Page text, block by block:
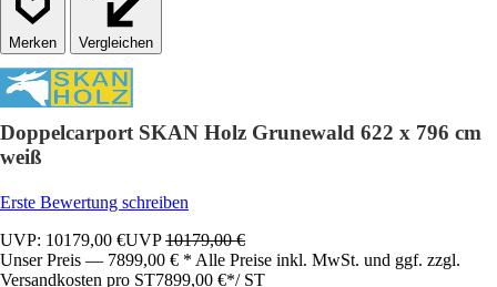
Vergleichen
Doppelcarport SKAN Holz Grunewald 622 x 796 cm
weiß
Erste Bewertung schreiben
UVP: 10179,00 €UVP10179,00 €
Unser Preis — 7899,00 € * Alle Preise inkl. MwSt. und ggf. zzgl.
Versandkosten pro ST7899,00 €*/ ST